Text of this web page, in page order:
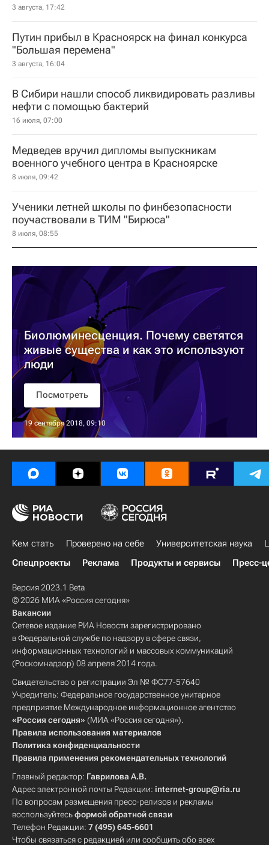
3 августа, 17:42
Путин прибыл в Красноярск на финал конкурса
"Большая перемена"
3 августа, 16:04
В Сибири нашли способ ликвидировать разливы
нефти с помощью бактерий
16 июля, 07:00
Медведев вручил дипломы выпускникам
военного учебного центра в Красноярске
8 июля, 09:42
Ученики летней школы по финбезопасности
поучаствовали в ТИМ "Бирюса"
8 июля, 08:55
19 сентября 2018, 09:10
Биолюминесценция. Почему светятся
живые существа и как это используют
люди
Посмотреть
Кем стать Проверено на себе Университетская наука
Спецпроекты
Реклама Продукты и сервисы Пресс-
Версия 2023.1 Beta
© 2026 МИА «Россия сегодня»
Вакансии
Сетевое издание РИА Новости зарегистрировано
в Федеральной службе по надзору в сфере связи,
информационных технологий и массовых коммуникаций
(Роскомнадзор) 08 апреля 2014 года.
Свидетельство о регистрации Эл № ФС77-57640
Учредитель: Федеральное государственное унитарное
предприятие Международное информационное агентство
«Россия сегодня» (МИА «Россия сегодня»).
Правила использования материалов
Политика конфиденциальности
Правила применения рекомендательных технологий
Главный редактор: Гаврилова А.В.
Адрес электронной почты Редакции: internet-group@ria.ru
По вопросам размещения пресс-релизов и рекламы
воспользуйтесьформой обратной связи
Телефон Редакции: 7 (495) 645-6601
Чтобы связаться с редакцией или сообщить обо всех